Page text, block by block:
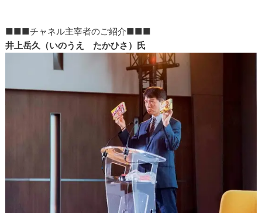
■■■チャネル主宰者のご紹介■■■
井上岳久（いのうえ たかひさ）氏